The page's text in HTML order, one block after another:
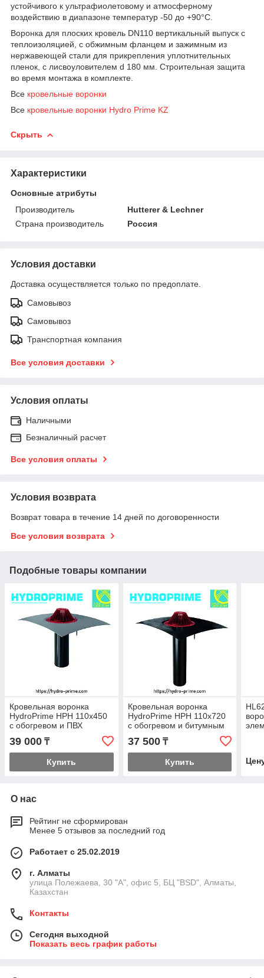
устойчивого к ультрафиолетовому и атмосферному
воздействию в диапазоне температур -50 до +90°С.
Воронка для плоских кровель DN110 вертикальный выпуск с
теплоизоляцией, с обжимным фланцем и зажимным из
нержавеющей стали для прикрепления уплотнительных
пленок, с лисвоуловителем d 180 мм. Строительная защита
во время монтажа в комплекте.
Все кровельные воронки
Все кровельные воронки Hydro Prime KZ
Скрыть
Характеристики
Основные атрибуты
Производитель
Hutterer & Lechner
Страна производитель
Россия
Условия доставки
Доставка осуществляется только по предоплате.
Самовывоз
Самовывоз
Транспортная компания
Все условия доставки
Условия оплаты
Наличными
Безналичный расчет
Все условия оплаты
Условия возврата
Возврат товара в течение 14 дней по договоренности
Все условия возврата
Подобные товары компании
Кровельная воронка
HydroPrime HPH 110x450
с обогревом и ПВХ
полотном
39 000 ₸
Купить
Кровельная воронка
HydroPrime HPH 110x720
с обогревом и битумным
полотном
37 500₸
Купить
О нас
Рейтинг не сформирован
Менее 5 отзывов за последний год
Работает с 25.02.2019
г. Алматы
улица Полежаева, 30 "А", офис 5, БЦ "BSD", Алматы,
Казахстан
Контакты
Сегодня выходной
Показать весь график работы